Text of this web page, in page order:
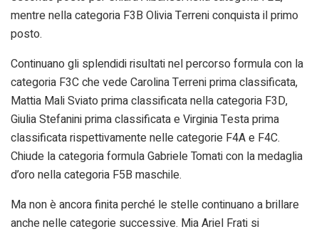
mentre nella categoria F3B Olivia Terreni conquista il primo
posto.
Continuano gli splendidi risultati nel percorso formula con la
categoria F3C che vede Carolina Terreni prima classificata,
Mattia Mali Sviato prima classificata nella categoria F3D,
Giulia Stefanini prima classificata e Virginia Testa prima
classificata rispettivamente nelle categorie F4A e F4C.
Chiude la categoria formula Gabriele Tomati con la medaglia
d’oro nella categoria F5B maschile.
Ma non è ancora finita perché le stelle continuano a brillare
anche nelle categorie successive. Mia Ariel Frati si